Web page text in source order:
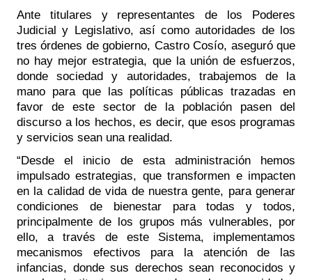
Ante titulares y representantes de los Poderes
Judicial y Legislativo, así como autoridades de los
tres órdenes de gobierno, Castro Cosío, aseguró que
no hay mejor estrategia, que la unión de esfuerzos,
donde sociedad y autoridades, trabajemos de la
mano para que las políticas públicas trazadas en
favor de este sector de la población pasen del
discurso a los hechos, es decir, que esos programas
y servicios sean una realidad.
“Desde el inicio de esta administración hemos
impulsado estrategias, que transformen e impacten
en la calidad de vida de nuestra gente, para generar
condiciones de bienestar para todas y todos,
principalmente de los grupos más vulnerables, por
ello, a través de este Sistema, implementamos
mecanismos efectivos para la atención de las
infancias, donde sus derechos sean reconocidos y